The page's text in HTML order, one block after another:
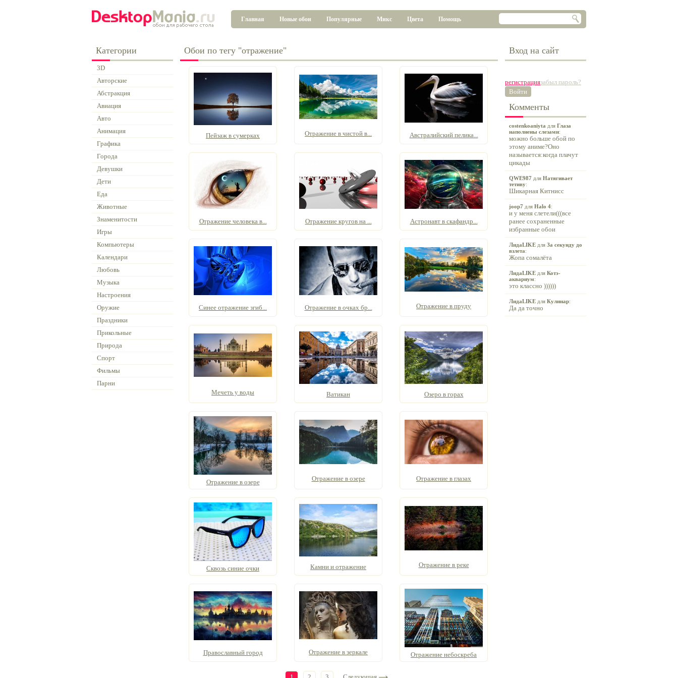
Главная Новые обои Популярные Микс Цвета Помощь
Категории
3D
Авторские
Абстракция
Авиация
Авто
Анимация
Графика
Города
Девушки
Дети
Еда
Животные
Знаменитости
Игры
Компьютеры
Календари
Любовь
Музыка
Настроения
Оружие
Праздники
Прикольные
Природа
Спорт
Фильмы
Парни
Обои по тегу "отражение"
Пейзаж в сумерках Отражение в чистой в... Австралийский пелика...
Отражение человека в... Отражение кругов на ... Астронавт в скафандр...
Синее отражение згиб... Отражение в очках бр... Отражение в пруду
Мечеть у воды Ватикан Озеро в горах
Отражение в озере Отражение в озере Отражение в глазах
Сквозь синие очки Камни и отражение Отражение в реке
Православный город Отражение в зеркале Отражение небоскреба
Вход на сайт
регистрациязабыл пароль?
Войти
Комменты
costenkoaniyta для Глаза
наполнены слезами:
можно больше обой по
этому аниме?Оно
называется:когда плачут
цикады
QWE987 для Натягивает
тетиву:
Шикарная Китнисс
joop7 для Halo 4:
и у меня слетели(((все
ранее сохраненные
избранные обои
ЛидаLIKE для За секунду до
взлета:
Жопа сомалёта
ЛидаLIKE для Котэ-
аквариум:
это классно ))))))
ЛидаLIKE для Кулинар:
Да да точно